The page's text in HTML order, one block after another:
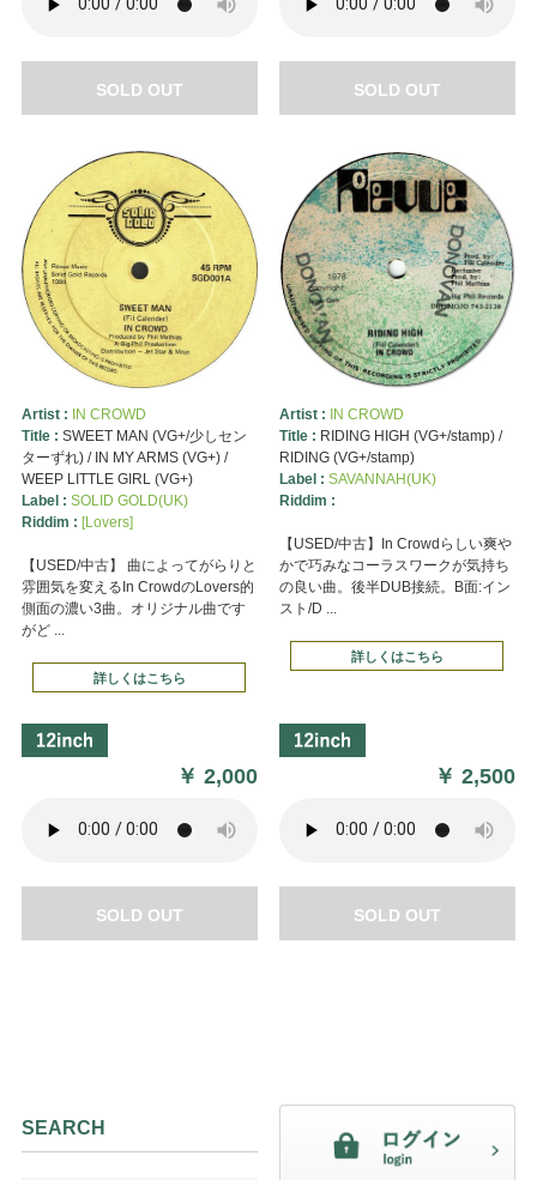
SOLD OUT SOLD OUT
Artist : IN CROWD
Title : SWEET MAN (VG+/少しセン
ターずれ) / IN MY ARMS (VG+) /
WEEP LITTLE GIRL (VG+)
Label : SOLID GOLD(UK)
Riddim : [Lovers]
【USED/中古】 曲によってがらりと
雰囲気を変えるIn CrowdのLovers的
側面の濃い3曲。オリジナル曲です
がど ...
詳しくはこちら
￥2,000
SOLD OUT
Artist : IN CROWD
Title : RIDING HIGH (VG+/stamp) /
RIDING (VG+/stamp)
Label : SAVANNAH(UK)
Riddim :
【USED/中古】In Crowdらしい爽や
かで巧みなコーラスワークが気持ち
の良い曲。後半DUB接続。B面:イン
スト/D ...
詳しくはこちら
￥2,500
SOLD OUT
SEARCH